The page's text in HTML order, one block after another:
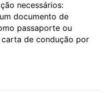
necessários:
documento de
passaporte ou
de condução por